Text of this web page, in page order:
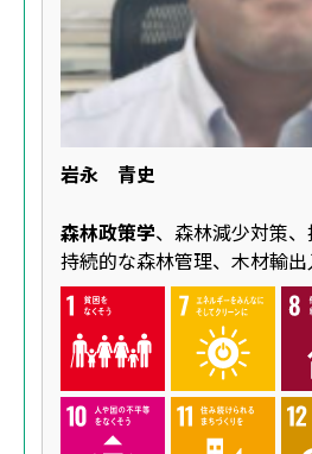
岩永 青史
森林政策学、森林減少対策、
持続的な森林管理、木材輸